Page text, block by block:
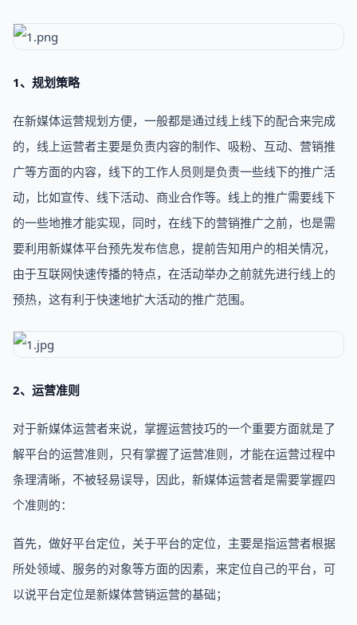
1、规划策略
在新媒体运营规划方便，一般都是通过线上线下的配合来完成
的，线上运营者主要是负责内容的制作、吸粉、互动、营销推
广等方面的内容，线下的工作人员则是负责一些线下的推广活
动，比如宣传、线下活动、商业合作等。线上的推广需要线下
的一些地推才能实现，同时，在线下的营销推广之前，也是需
要利用新媒体平台预先发布信息，提前告知用户的相关情况，
由于互联网快速传播的特点，在活动举办之前就先进行线上的
预热，这有利于快速地扩大活动的推广范围。
2、运营准则
对于新媒体运营者来说，掌握运营技巧的一个重要方面就是了
解平台的运营准则，只有掌握了运营准则，才能在运营过程中
条理清晰，不被轻易误导，因此，新媒体运营者是需要掌握四
个准则的：
首先，做好平台定位，关于平台的定位，主要是指运营者根据
所处领域、服务的对象等方面的因素，来定位自己的平台，可
以说平台定位是新媒体营销运营的基础；